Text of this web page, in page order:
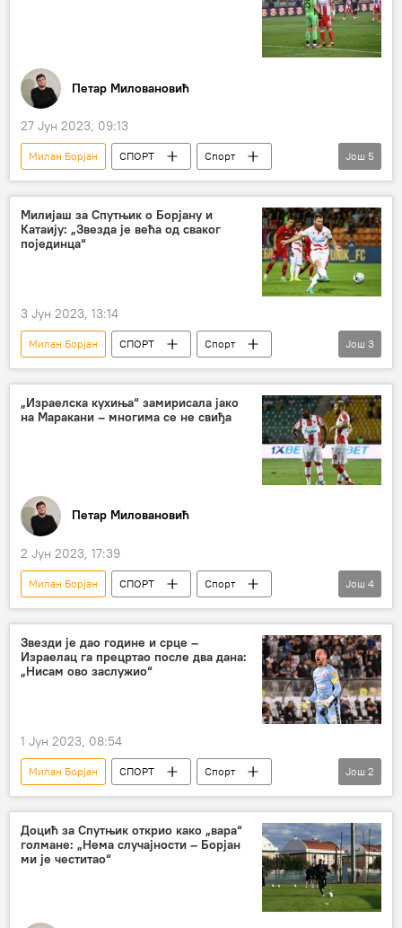
Петар Миловановић
27 Јун 2023, 09:13
Милан Борјан СПОРТ
Спорт
Фудбал
ФК Црвена звезда
Александар Драговић
Александар Катаи
Анализе и мишљења
Још 5
Милијаш за Спутњик о Борјану и
Катаију: „Звезда је већа од сваког
појединца“
3 Јун 2023, 13:14
Милан Борјан СПОРТ
Спорт
Фудбал
ФК Црвена звезда
Александар Катаи
Још 3
„Израелска кухиња“ замирисала јако
на Маракани – многима се не свиђа
Петар Миловановић
2 Јун 2023, 17:39
Милан Борјан СПОРТ
Спорт
Фудбал
ФК Црвена звезда
Александар Катаи
Анализе и мишљења
Још 4
Звезди је дао године и срце –
Израелац га прецртао после два дана:
„Нисам ово заслужио“
1 Јун 2023, 08:54
Милан Борјан СПОРТ
Спорт
Фудбал
ФК Црвена звезда
Још 2
Доцић за Спутњик открио како „вара“
голмане: „Нема случајности – Борјан
ми је честитао“